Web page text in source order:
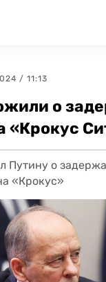
/ 11:13
о
«Крокус
Путину о
«Крокус»